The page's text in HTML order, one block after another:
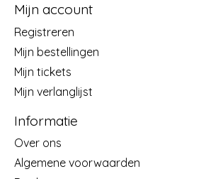
Mijn account
Registreren
Mijn bestellingen
Mijn tickets
Mijn verlanglijst
Informatie
Over ons
Algemene voorwaarden